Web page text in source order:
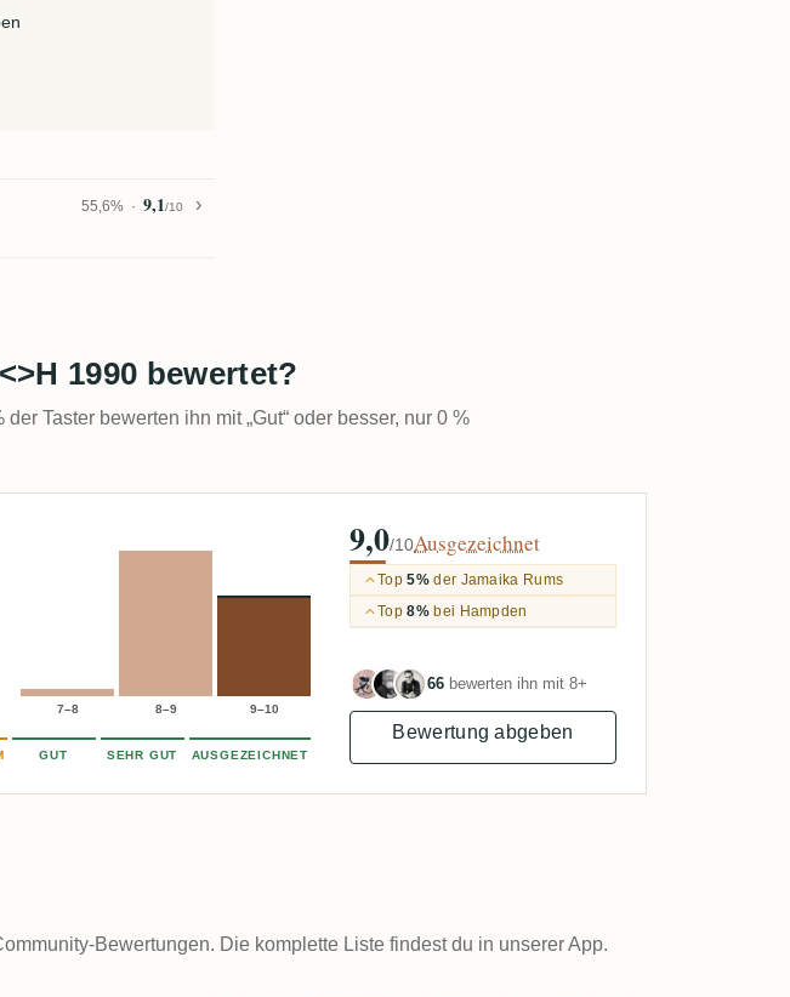
55,6% 9,1/10
1990 bewertet?
der Taster bewerten ihn mit „Gut“ oder besser, nur 0 %
7–8 8–9 9–10
GUT SEHR GUT AUSGEZEICHNET
9,0/10Ausgezeichnet
Top5%der Jamaika Rums
Top8%bei Hampden
66 bewerten ihn mit 8+
Bewertung abgeben
Bewertungen. Die komplette Liste findest du in unserer App.